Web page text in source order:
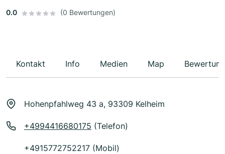
0.0 (0 Bewertungen)
Kontakt Info Medien Map
Hohenpfahlweg 43 a, 93309 Kelheim
+4994416680175 (Telefon)
+4915772752217 (Mobil)